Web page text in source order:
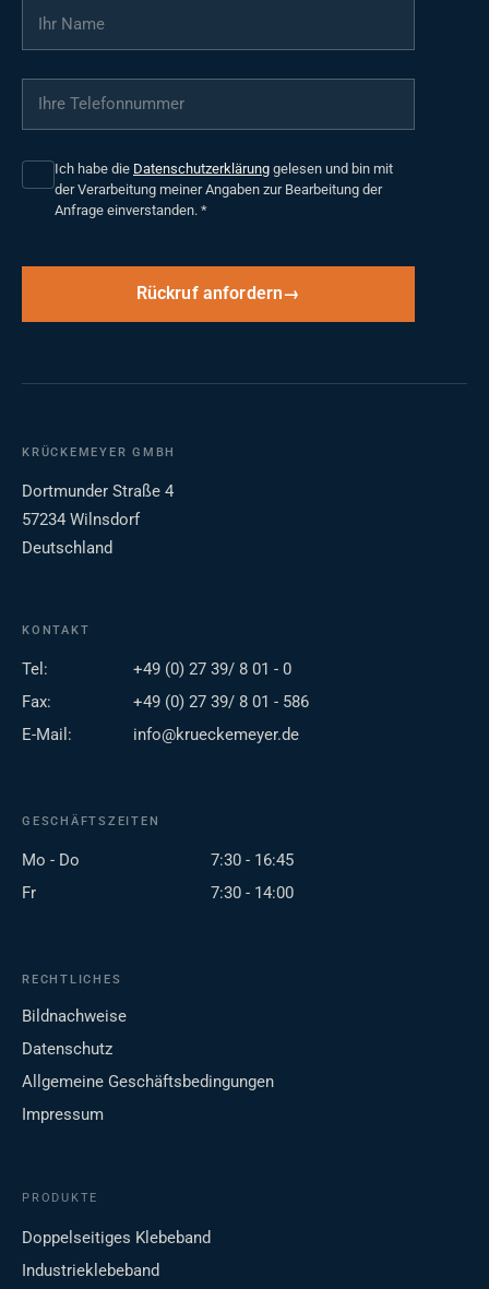
Ihr Name
Ihre Telefonnummer
Ich habe die Datenschutzerklärung gelesen und bin mit
der Verarbeitung meiner Angaben zur Bearbeitung der
Anfrage einverstanden. *
Rückruf anfordern
KRÜCKEMEYER GMBH
Dortmunder Straße 4
57234 Wilnsdorf
Deutschland
KONTAKT
Tel:
+49 (0) 27 39/ 8 01 - 0
Fax:
+49 (0) 27 39/ 8 01 - 586
E-Mail:
info@krueckemeyer.de
GESCHÄFTSZEITEN
Mo - Do
7:30 - 16:45
Fr
7:30 - 14:00
RECHTLICHES
Bildnachweise
Datenschutz
Allgemeine Geschäftsbedingungen
Impressum
PRODUKTE
Doppelseitiges Klebeband
Industrieklebeband